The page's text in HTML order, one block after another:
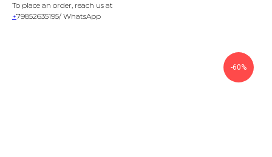
To place an order, reach us at
+79852635195/ WhatsApp
-60%